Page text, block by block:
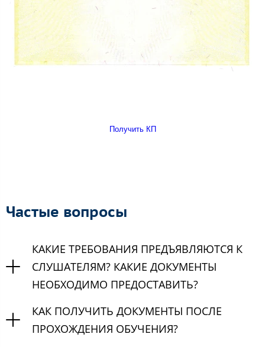
Получить КП
Частые вопросы
КАКИЕ ТРЕБОВАНИЯ ПРЕДЪЯВЛЯЮТСЯ К
СЛУШАТЕЛЯМ? КАКИЕ ДОКУМЕНТЫ
НЕОБХОДИМО ПРЕДОСТАВИТЬ?
КАК ПОЛУЧИТЬ ДОКУМЕНТЫ ПОСЛЕ
ПРОХОЖДЕНИЯ ОБУЧЕНИЯ?